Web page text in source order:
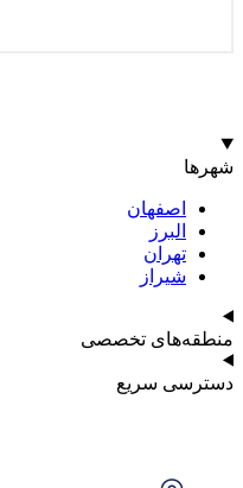
شهرها
اصفهان
البرز
تهران
شیراز
منطقه‌های تخصصی
دسترسی سریع